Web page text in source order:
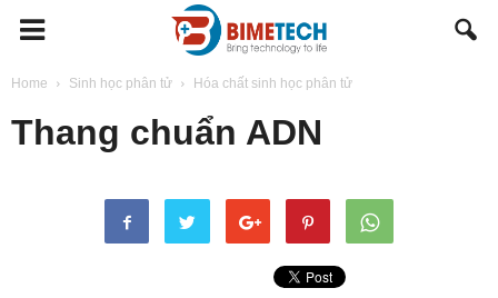
BIMETECH
Home Sinh học phân tử Hóa chất sinh học phân tử
Thang chuẩn ADN